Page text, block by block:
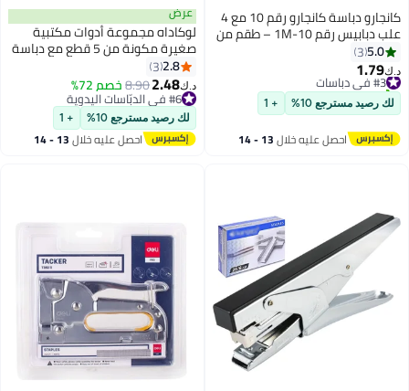
كانجارو دباسة كانجارو رقم 10 مع 4
علب دبابيس رقم 10-1M – طقم من
5 قطع 5.0
3
د.ك‏1.79
#3 في دباسات
تم بيع +10 مؤخرًا
#3 في دباسات
لك رصيد مسترجع 10% + 1
احصل عليه خلال 13 - 14
عرض
لوكاداه مجموعة أدوات مكتبية
صغيرة مكونة من 5 قطع مع دباسة
ومقص ومثقب ورق ومزيل دبابيس -
مجموعة أدوات مكتبية صغيرة
الحجم للاستخدام في المدرسة
والمنزل والمكتب - أدوات محمولة
لتدبيس وقص الورق بدبابيس
معدنية قوية
2.8
3
د.ك‏2.48
8.90خصم 72%
#6 في الدبّاسات اليدوية
#6 في الدبّاسات اليدوية
لك رصيد مسترجع 10% + 1
احصل عليه خلال 13 - 14